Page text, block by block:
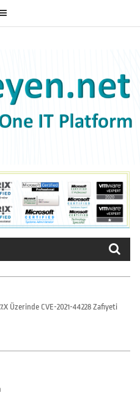
Üzerinde CVE-2021-44228 Zafiyeti